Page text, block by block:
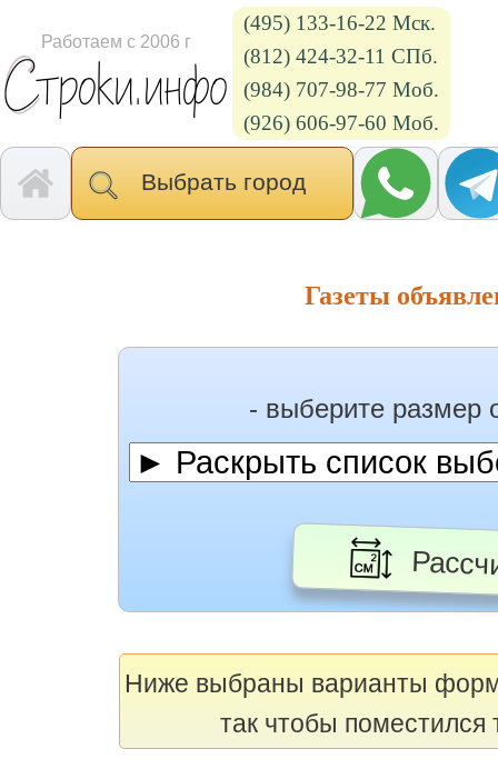
Работаем с 2006 г
(495) 133-16-22 Мск.
(812) 424-32-11 СПб.
(984) 707-98-77 Моб.
(926) 606-97-60 Моб.
Выбрать город
Газеты
- выберите размер
Ниже выбраны варианты
так чтобы поместился